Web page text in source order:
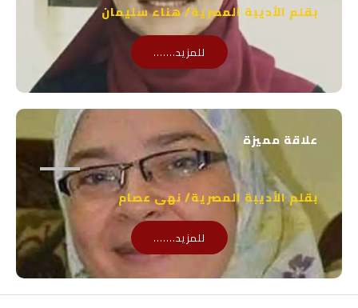
بقلم الأديبة المصرية/ هناء سليمان
للمزيد.......
علاقة مميزة
بقلم الأديبة المصرية/ نهى عصام
للمزيد.......